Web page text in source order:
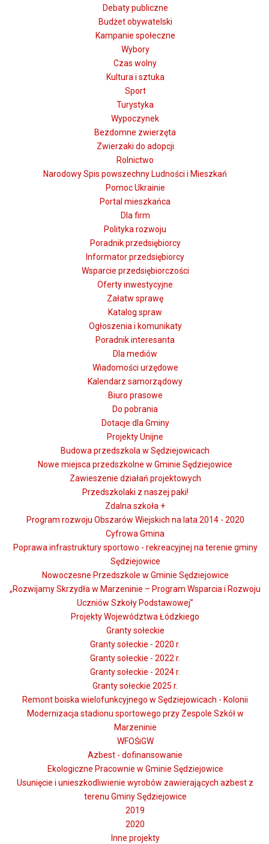
Debaty publiczne
Budżet obywatelski
Kampanie społeczne
Wybory
Czas wolny
Kultura i sztuka
Sport
Turystyka
Wypoczynek
Bezdomne zwierzęta
Zwierzaki do adopcji
Rolnictwo
Narodowy Spis powszechny Ludności i Mieszkań
Pomoc Ukrainie
Portal mieszkańca
Dla firm
Polityka rozwoju
Poradnik przedsiębiorcy
Informator przedsiębiorcy
Wsparcie przedsiębiorczości
Oferty inwestycyjne
Załatw sprawę
Katalog spraw
Ogłoszenia i komunikaty
Poradnik interesanta
Dla mediów
Wiadomości urzędowe
Kalendarz samorządowy
Biuro prasowe
Do pobrania
Dotacje dla Gminy
Projekty Unijne
Budowa przedszkola w Sędziejowicach
Nowe miejsca przedszkolne w Gminie Sędziejowice
Zawieszenie działań projektowych
Przedszkolaki z naszej paki!
Zdalna szkoła +
Program rozwoju Obszarów Wiejskich na lata 2014 - 2020
Cyfrowa Gmina
Poprawa infrastruktury sportowo - rekreacyjnej na terenie gminy
Sędziejowice
Nowoczesne Przedszkole w Gminie Sędziejowice
„Rozwijamy Skrzydła w Marzeninie – Program Wsparcia i Rozwoju
Uczniów Szkoły Podstawowej”
Projekty Województwa Łódzkiego
Granty sołeckie
Granty sołeckie - 2020 r.
Granty sołeckie - 2022 r.
Granty sołeckie - 2024 r.
Granty sołeckie 2025 r.
Remont boiska wielofunkcyjnego w Sędziejowicach - Kolonii
Modernizacja stadionu sportowego przy Zespole Szkół w
Marzeninie
WFOŚiGW
Azbest - dofinansowanie
Ekologiczne Pracownie w Gminie Sędziejowice
Usunięcie i unieszkodliwienie wyrobów zawierających azbest z
terenu Gminy Sędziejowice
2019
2020
Inne projekty